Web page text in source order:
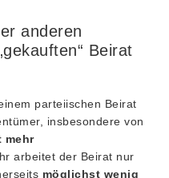
anderen
Beirat
parteiischen Beirat
insbesondere von
mehr
arbeitet der Beirat nur
möglichst wenig